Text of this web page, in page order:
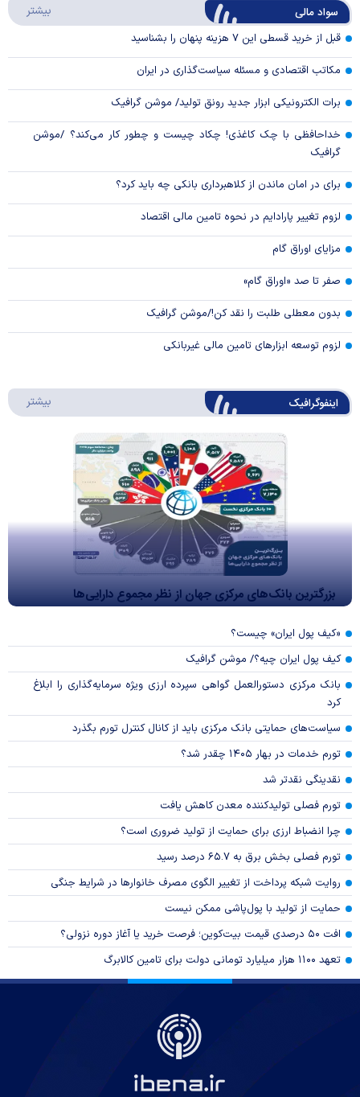
Video
سواد مالی بیشتر
قبل از خرید قسطی این ۷ هزینه پنهان را بشناسید
مکاتب اقتصادی و مسئله سیاست‌گذاری در ایران
برات الکترونیکی ابزار جدید رونق تولید/ موشن گرافیک
خداحافظی با چک کاغذی! چکاد چیست و چطور کار می‌کند؟ /موشن
گرافیک
برای در امان ماندن از کلاهبرداری بانکی چه باید کرد؟
لزوم تغییر پارادایم در نحوه تامین مالی اقتصاد
مزایای اوراق گام
صفر تا صد «اوراق گام»
بدون معطلی طلبت را نقد کن!/موشن گرافیک
لزوم توسعه ابزارهای تامین مالی غیربانکی
اینفوگرافیک بیشتر
بزرگترین بانک‌های مرکزی جهان از نظر مجموع دارایی‌ها
«کیف پول ایران» چیست؟
کیف پول ایران چیه؟/ موشن گرافیک
بانک مرکزی دستورالعمل گواهی سپرده ارزی ویژه سرمایه‌گذاری را ابلاغ
کرد
سیاست‌های حمایتی بانک مرکزی باید از کانال کنترل تورم بگذرد
تورم خدمات در بهار ۱۴۰۵ چقدر شد؟
نقدینگی نقدتر شد
تورم فصلی تولیدکننده معدن کاهش یافت
چرا انضباط ارزی برای حمایت از تولید ضروری است؟
تورم فصلی بخش برق به ۶۵.۷ درصد رسید
روایت شبکه پرداخت از تغییر الگوی مصرف خانوار‌ها در شرایط جنگی
حمایت از تولید با پول‌پاشی ممکن نیست
افت ۵۰ درصدی قیمت بیت‌کوین؛ فرصت خرید یا آغاز دوره نزولی؟
تعهد ۱۱۰۰ هزار میلیارد تومانی دولت برای تامین کالابرگ